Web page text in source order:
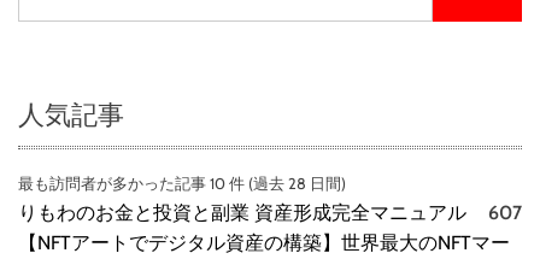
人気記事
最も訪問者が多かった記事 10 件 (過去 28 日間)
りもわのお金と投資と副業 資産形成完全マニュアル
607
【NFTアートでデジタル資産の構築】世界最大のNFTマー